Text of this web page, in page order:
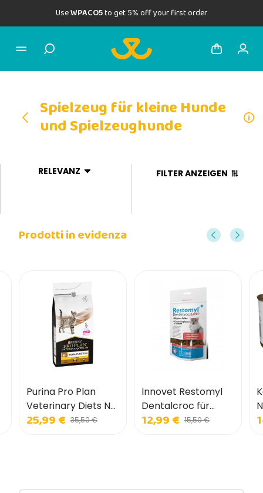
UseWPACO5to get 5% off your first order
Spielzeug für kleine Hunde
und Spielzeughunde
RELEVANZ FILTER ANZEIGEN
Prodotti in evidenza
Purina Pro Plan
Veterinary Diets NF
Renal Early Care für
25,99 € 35,50 €
Innovet Restomyl
Dentalcroc für
Katzen
12,99 € 15,50 €